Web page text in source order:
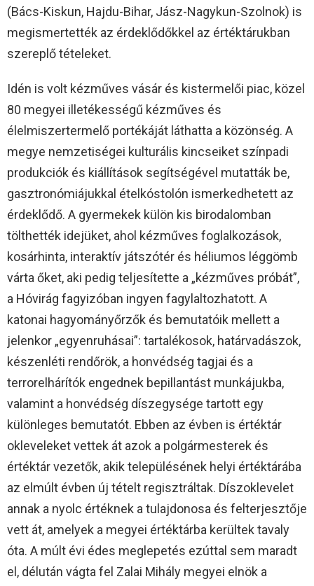
(Bács-Kiskun, Hajdu-Bihar, Jász-Nagykun-Szolnok) is
megismertették az érdeklődőkkel az értéktárukban
szereplő tételeket.
Idén is volt kézműves vásár és kistermelői piac, közel
80 megyei illetékességű kézműves és
élelmiszertermelő portékáját láthatta a közönség. A
megye nemzetiségei kulturális kincseiket színpadi
produkciók és kiállítások segítségével mutatták be,
gasztronómiájukkal ételkóstolón ismerkedhetett az
érdeklődő. A gyermekek külön kis birodalomban
tölthették idejüket, ahol kézműves foglalkozások,
kosárhinta, interaktív játszótér és héliumos léggömb
várta őket, aki pedig teljesítette a „kézműves próbát”,
a Hóvirág fagyizóban ingyen fagylaltozhatott. A
katonai hagyományőrzők és bemutatóik mellett a
jelenkor „egyenruhásai”: tartalékosok, határvadászok,
készenléti rendőrök, a honvédség tagjai és a
terrorelhárítók engednek bepillantást munkájukba,
valamint a honvédség díszegysége tartott egy
különleges bemutatót. Ebben az évben is értéktár
okleveleket vettek át azok a polgármesterek és
értéktár vezetők, akik településének helyi értéktárába
az elmúlt évben új tételt regisztráltak. Díszoklevelet
annak a nyolc értéknek a tulajdonosa és felterjesztője
vett át, amelyek a megyei értéktárba kerültek tavaly
óta. A múlt évi édes meglepetés ezúttal sem maradt
el, délután vágta fel Zalai Mihály megyei elnök a